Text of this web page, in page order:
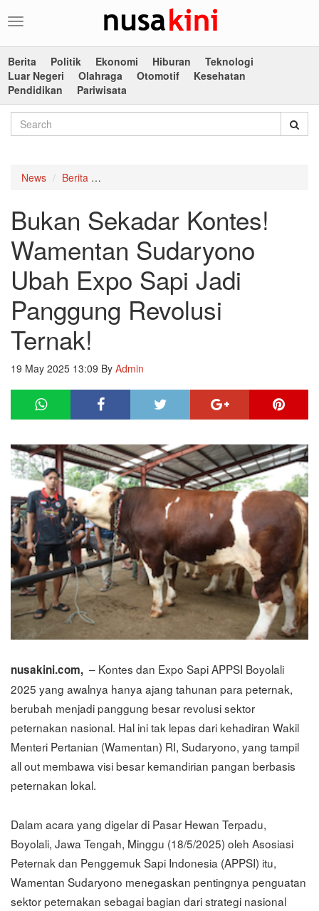
Toggle
Berita
Politik Ekonomi Hiburan
Teknologi
Luar Negeri
Olahraga Otomotif
Kesehatan
Pendidikan
Pariwisata
News Berita
Bukan Sekadar Kontes!
Wamentan Sudaryono
Ubah Expo Sapi Jadi
Panggung Revolusi
Ternak!
19 May 2025 13:09 By Admin
nusakini.com, – Kontes dan Expo Sapi APPSI Boyolali
2025 yang awalnya hanya ajang tahunan para peternak,
berubah menjadi panggung besar revolusi sektor
peternakan nasional. Hal ini tak lepas dari kehadiran Wakil
Menteri Pertanian (Wamentan) RI, Sudaryono, yang tampil
all out membawa visi besar kemandirian pangan berbasis
peternakan lokal.
Dalam acara yang digelar di Pasar Hewan Terpadu,
Boyolali, Jawa Tengah, Minggu (18/5/2025) oleh Asosiasi
Peternak dan Penggemuk Sapi Indonesia (APPSI) itu,
Wamentan Sudaryono menegaskan pentingnya penguatan
sektor peternakan sebagai bagian dari strategi nasional